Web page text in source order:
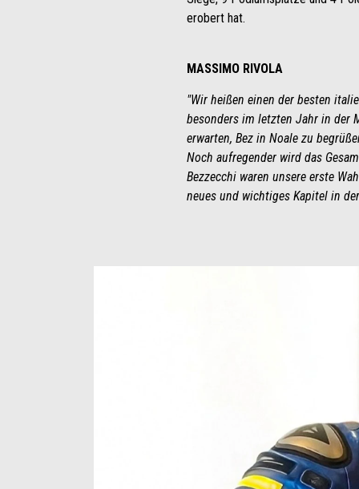
erobert hat.
MASSIMO RIVOLA
"Wir heißen einen der besten
besonders im letzten Jahr in der
erwarten, Bez in Noale zu
Noch aufregender wird das
Bezzecchi waren unsere erste
neues und wichtiges Kapitel in